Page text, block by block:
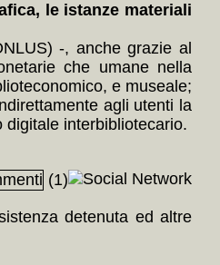
le istanze materiali
-, anche grazie al
che umane nella
e museale;
agli utenti la
interbibliotecario.
(1)
detenuta ed altre